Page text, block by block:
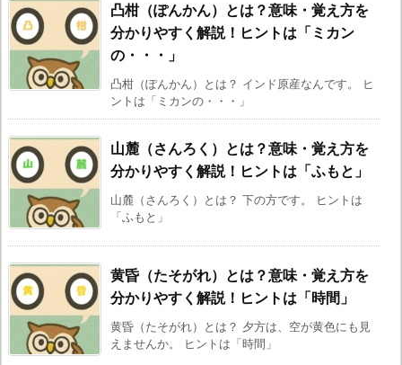
凸柑（ぽんかん）とは？意味・覚え方を
分かりやすく解説！ヒントは「ミカン
の・・・」
凸柑（ぽんかん）とは？ インド原産なんです。 ヒ
ントは「ミカンの・・・」
山麓（さんろく）とは？意味・覚え方を
分かりやすく解説！ヒントは「ふもと」
山麓（さんろく）とは？ 下の方です。 ヒントは
「ふもと」
黄昏（たそがれ）とは？意味・覚え方を
分かりやすく解説！ヒントは「時間」
黄昏（たそがれ）とは？ 夕方は、空が黄色にも見
えませんか。 ヒントは「時間」